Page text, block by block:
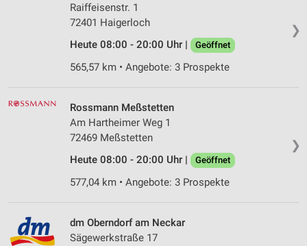
❯
Raiffeisenstr. 1
72401 Haigerloch
Heute 08:00 - 20:00 Uhr |
Geöffnet
565,57 km • Angebote: 3 Prospekte
❯
Rossmann Meßstetten
Am Hartheimer Weg 1
72469 Meßstetten
Heute 08:00 - 20:00 Uhr |
Geöffnet
577,04 km • Angebote: 3 Prospekte
dm Oberndorf am Neckar
Sägewerkstraße 17